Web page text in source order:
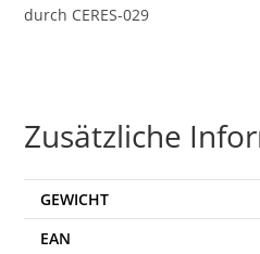
durch CERES-029
Zusätzliche
GEWICHT
EAN